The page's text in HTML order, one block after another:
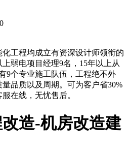
工程均成立有资深设计师领衔的
弱电项目经理9名，15年以上从
9个专业施工队伍，工程绝不外
品质以及周期。可为客户省30%
在线，无忧售后。
造-机房改造建